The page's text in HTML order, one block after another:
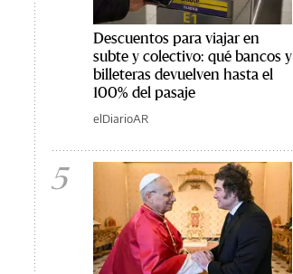
Descuentos para viajar en
subte y colectivo: qué bancos y
billeteras devuelven hasta el
100% del pasaje
elDiarioAR
5